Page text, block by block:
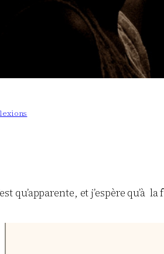
qu’apparente, et j’espère qu’à